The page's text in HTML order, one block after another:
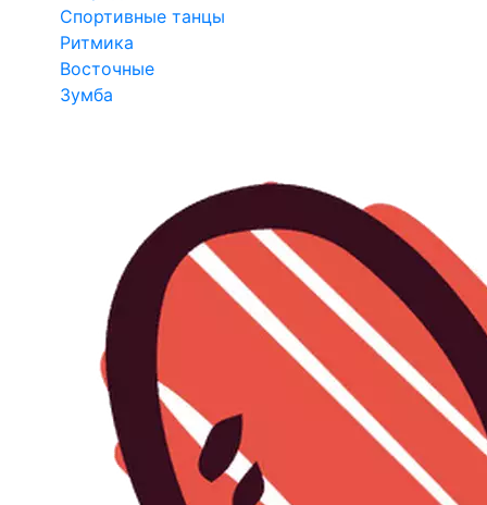
Спортивные танцы
Ритмика
Восточные
Зумба